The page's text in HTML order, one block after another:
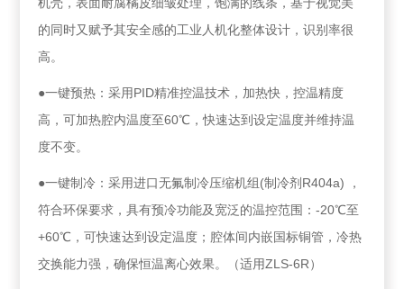
的同时又赋予其安全感的工业人机化整体设计，识别率很
高。
●一键预热：采用PID精准控温技术，加热快，控温精度
高，可加热腔内温度至60℃，快速达到设定温度并维持温
度不变。
●一键制冷：采用进口无氟制冷压缩机组(制冷剂R404a) ，
符合环保要求，具有预冷功能及宽泛的温控范围：-20℃至
+60℃，可快速达到设定温度；腔体间内嵌国标铜管，冷热
交换能力强，确保恒温离心效果。（适用ZLS-6R）